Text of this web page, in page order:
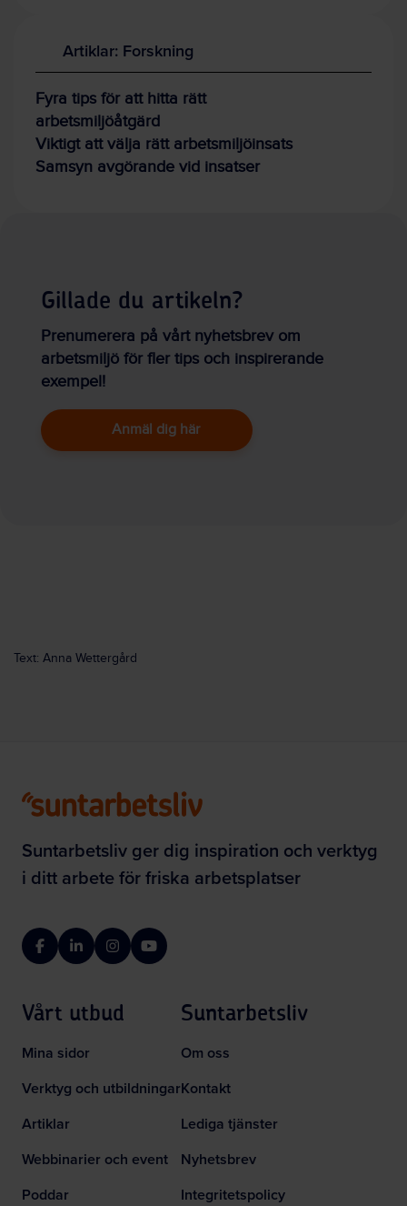
Artiklar: Forskning
Fyra tips för att hitta rätt
arbetsmiljöåtgärd
Viktigt att välja rätt arbetsmiljöinsats
Samsyn avgörande vid insatser
Gillade du artikeln?
Prenumerera på vårt nyhetsbrev om
arbetsmiljö för fler tips och inspirerande
exempel!
Anmäl dig här
Text: Anna Wettergård
Suntarbetsliv ger dig inspiration och verktyg
i ditt arbete för friska arbetsplatser
FacebookLinkedInInstagramYouTube
Vårt utbud
Mina sidor
Verktyg och utbildningar
Artiklar
Webbinarier och event
Poddar
Suntarbetsliv
Om oss
Kontakt
Lediga tjänster
Nyhetsbrev
Integritetspolicy